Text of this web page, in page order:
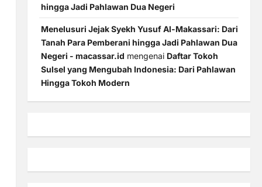
hingga Jadi Pahlawan Dua Negeri
Menelusuri Jejak Syekh Yusuf Al-Makassari: Dari
Tanah Para Pemberani hingga Jadi Pahlawan Dua
Negeri - macassar.id mengenai Daftar Tokoh
Sulsel yang Mengubah Indonesia: Dari Pahlawan
Hingga Tokoh Modern